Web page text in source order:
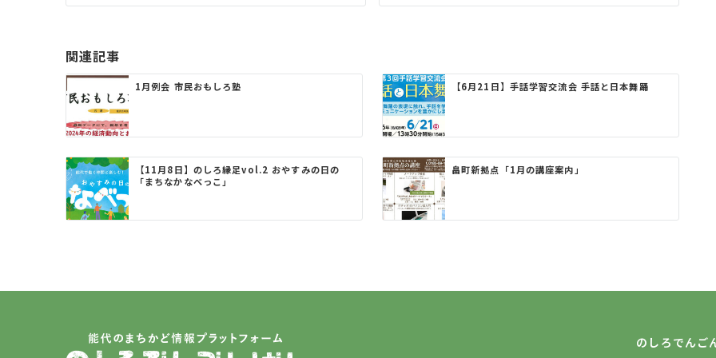
ゲ
ー
シ
ョ
ン
関連記事
1月例会 市民おもしろ塾 【6月21日】手話学習交流会 手話と日本舞踊
【11月8日】のしろ縁足vol.2 おやすみの日の
「まちなかなべっこ」
畠町新拠点「1月の講座案内」
のしろでんご